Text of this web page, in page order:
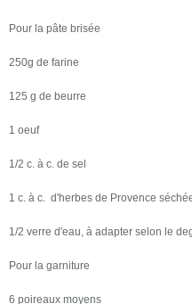
Pour la pâte brisée
250g de farine
125 g de beurre
1 oeuf
1/2 c. à c. de sel
1 c. à c. d'herbes de Provence
1/2 verre d'eau, à adapter selon le
Pour la garniture
6 poireaux moyens